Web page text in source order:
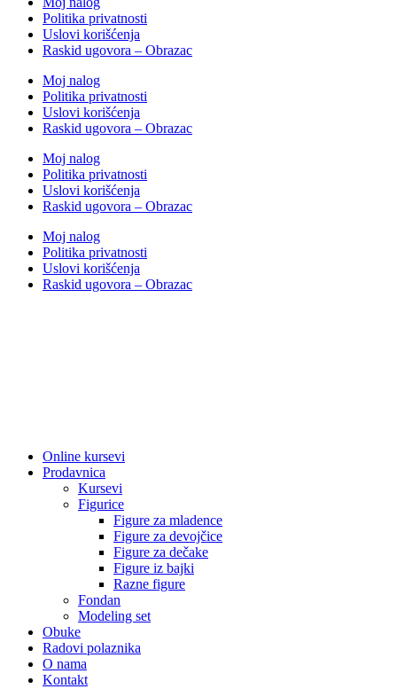
Politika privatnosti
Uslovi korišćenja
Raskid ugovora – Obrazac
Moj nalog
Politika privatnosti
Uslovi korišćenja
Raskid ugovora – Obrazac
Moj nalog
Politika privatnosti
Uslovi korišćenja
Raskid ugovora – Obrazac
Moj nalog
Politika privatnosti
Uslovi korišćenja
Raskid ugovora – Obrazac
Online kursevi
Prodavnica
Kursevi
Figurice
Figure za mladence
Figure za devojčice
Figure za dečake
Figure iz bajki
Razne figure
Fondan
Modeling set
Obuke
Radovi polaznika
O nama
Kontakt